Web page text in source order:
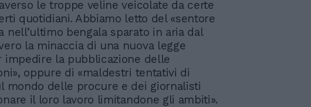
le troppe veline veicolate da certe
quotidiani. Abbiamo letto del «sentore
nell’ultimo bengala sparato in aria dal
la minaccia di una nuova legge
impedire la pubblicazione delle
oppure di «maldestri tentativi di
mondo delle procure e dei giornalisti
il loro lavoro limitandone gli ambiti».